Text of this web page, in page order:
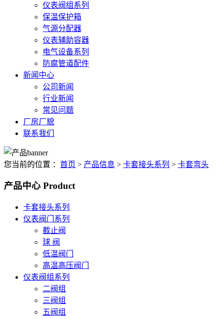
仪表阀组系列
保温保护箱
气源分配器
仪表辅助容器
电气设备系列
防腐管道配件
新闻中心
公司新闻
行业新闻
常见问题
厂房厂貌
联系我们
您当前的位置 ： 首页 > 产品信息 > 卡套接头系列 > 卡套弯头
产品中心 Product
卡套接头系列
仪表阀门系列
截止阀
球 阀
低温阀门
高温高压阀门
仪表阀组系列
二阀组
三阀组
五阀组